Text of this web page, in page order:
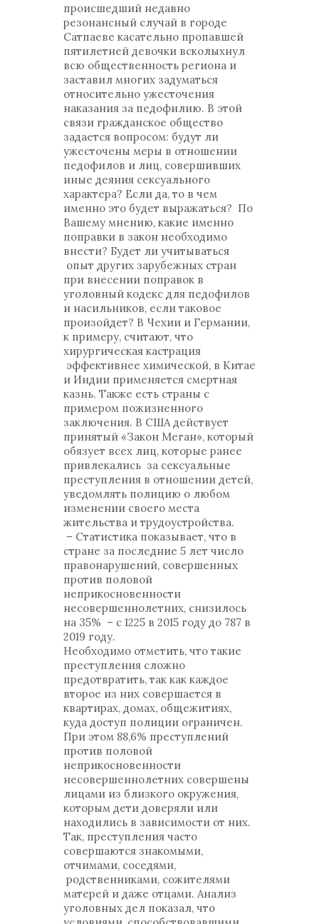
происшедший недавно
резонансный случай в городе
Сатпаеве касательно пропавшей
пятилетней девочки всколыхнул
всю общественность региона и
заставил многих задуматься
относительно ужесточения
наказания за педофилию. В этой
связи гражданское общество
задается вопросом: будут ли
ужесточены меры в отношении
педофилов и лиц, совершивших
иные деяния сексуального
характера? Если да, то в чем
именно это будет выражаться? По
Вашему мнению, какие именно
поправки в закон необходимо
внести? Будет ли учитываться
опыт других зарубежных стран
при внесении поправок в
уголовный кодекс для педофилов
и насильников, если таковое
произойдет? В Чехии и Германии,
к примеру, считают, что
хирургическая кастрация
эффективнее химической, в Китае
и Индии применяется смертная
казнь. Также есть страны с
примером пожизненного
заключения. В США действует
принятый «Закон Меган», который
обязует всех лиц, которые ранее
привлекались за сексуальные
преступления в отношении детей,
уведомлять полицию о любом
изменении своего места
жительства и трудоустройства.
– Статистика показывает, что в
стране за последние 5 лет число
правонарушений, совершенных
против половой
неприкосновенности
несовершеннолетних, снизилось
на 35% – с 1225 в 2015 году до 787 в
2019 году.
Необходимо отметить, что такие
преступления сложно
предотвратить, так как каждое
второе из них совершается в
квартирах, домах, общежитиях,
куда доступ полиции ограничен.
При этом 88,6% преступлений
против половой
неприкосновенности
несовершеннолетних совершены
лицами из близкого окружения,
которым дети доверяли или
находились в зависимости от них.
Так, преступления часто
совершаются знакомыми,
отчимами, соседями,
родственниками, сожителями
матерей и даже отцами. Анализ
уголовных дел показал, что